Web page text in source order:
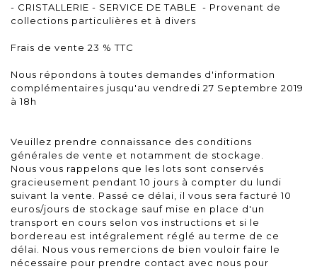
- CRISTALLERIE - SERVICE DE TABLE - Provenant de
collections particulières et à divers
Frais de vente 23 % TTC
Nous répondons à toutes demandes d'information
complémentaires jusqu'au vendredi 27 Septembre 2019
à 18h
Veuillez prendre connaissance des conditions
générales de vente et notamment de stockage.
Nous vous rappelons que les lots sont conservés
gracieusement pendant 10 jours à compter du lundi
suivant la vente. Passé ce délai, il vous sera facturé 10
euros/jours de stockage sauf mise en place d'un
transport en cours selon vos instructions et si le
bordereau est intégralement réglé au terme de ce
délai. Nous vous remercions de bien vouloir faire le
nécessaire pour prendre contact avec nous pour